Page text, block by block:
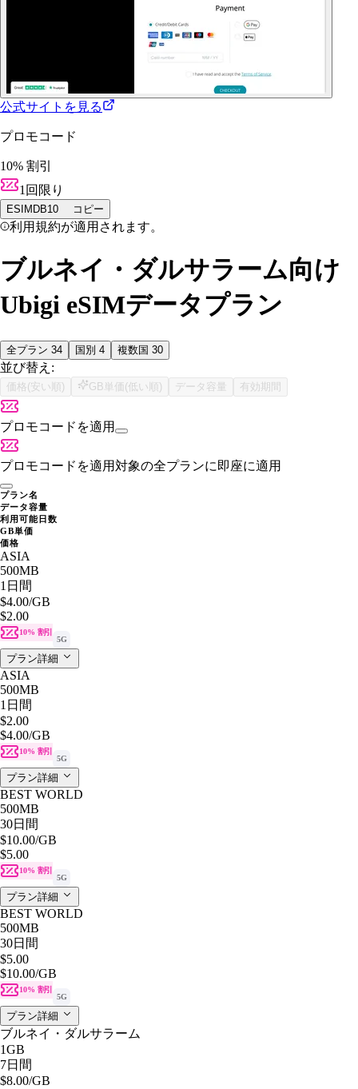
公式サイトを見る
プロモコード
10% 割引
1回限り
ESIMDB10 コピー
利用規約が適用されます。
ブルネイ・ダルサラーム向け
Ubigi eSIMデータプラン
全プラン 34 国別 4 複数国 30
並び替え:
価格(安い順) GB単価(低い順) データ容量 有効期間
プロモコードを適用
プロモコードを適用対象の全プランに即座に適用
プラン名
データ容量
利用可能日数
GB単価
価格
ASIA
500MB
1日間
$4.00/GB
$2.00
10% 割引
5G
プラン詳細
ASIA
500MB
1日間
$2.00
$4.00/GB
10% 割引
5G
プラン詳細
BEST WORLD
500MB
30日間
$10.00/GB
$5.00
10% 割引
5G
プラン詳細
BEST WORLD
500MB
30日間
$5.00
$10.00/GB
10% 割引
5G
プラン詳細
ブルネイ・ダルサラーム
1GB
7日間
$8.00/GB